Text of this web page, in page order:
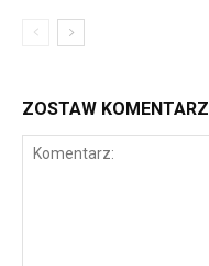
ZOSTAW KOMENTARZ